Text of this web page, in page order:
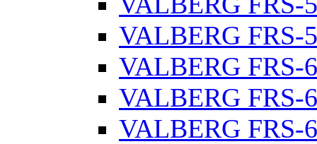
VALBERG FRS-
VALBERG FRS-
VALBERG FRS-
VALBERG FRS-